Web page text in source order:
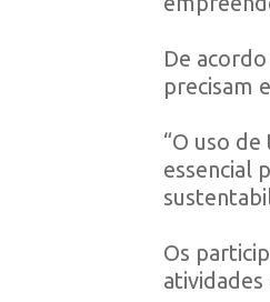
De
precisam
“O uso
essencial
Os